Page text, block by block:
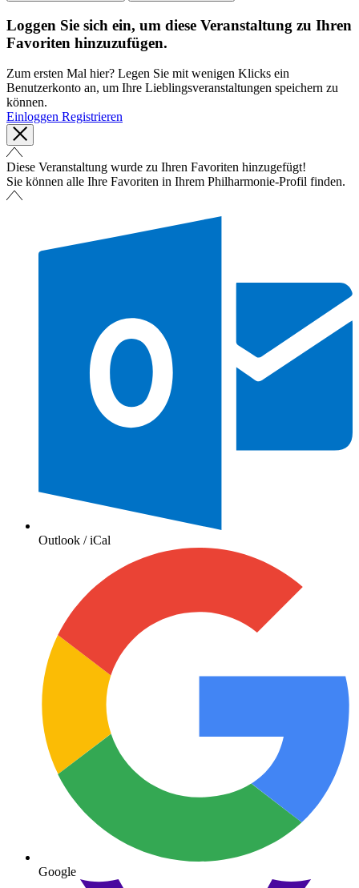
Loggen Sie sich ein, um diese Veranstaltung zu Ihren
Favoriten hinzuzufügen.
Zum ersten Mal hier? Legen Sie mit wenigen Klicks ein
Benutzerkonto an, um Ihre Lieblingsveranstaltungen speichern zu
können.
Einloggen Registrieren
Diese Veranstaltung wurde zu Ihren Favoriten hinzugefügt!
Sie können alle Ihre Favoriten in Ihrem Philharmonie-Profil finden.
Outlook / iCal
Google